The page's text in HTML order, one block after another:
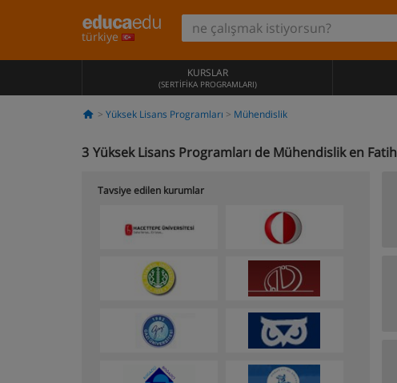
türkiye
KURSLAR
(SERTIFIKA PROGRAMLARI)
Yüksek Lisans Programları Mühendislik
3 Yüksek Lisans Programları de Mühendislik en Fatih
Tavsiye edilen kurumlar